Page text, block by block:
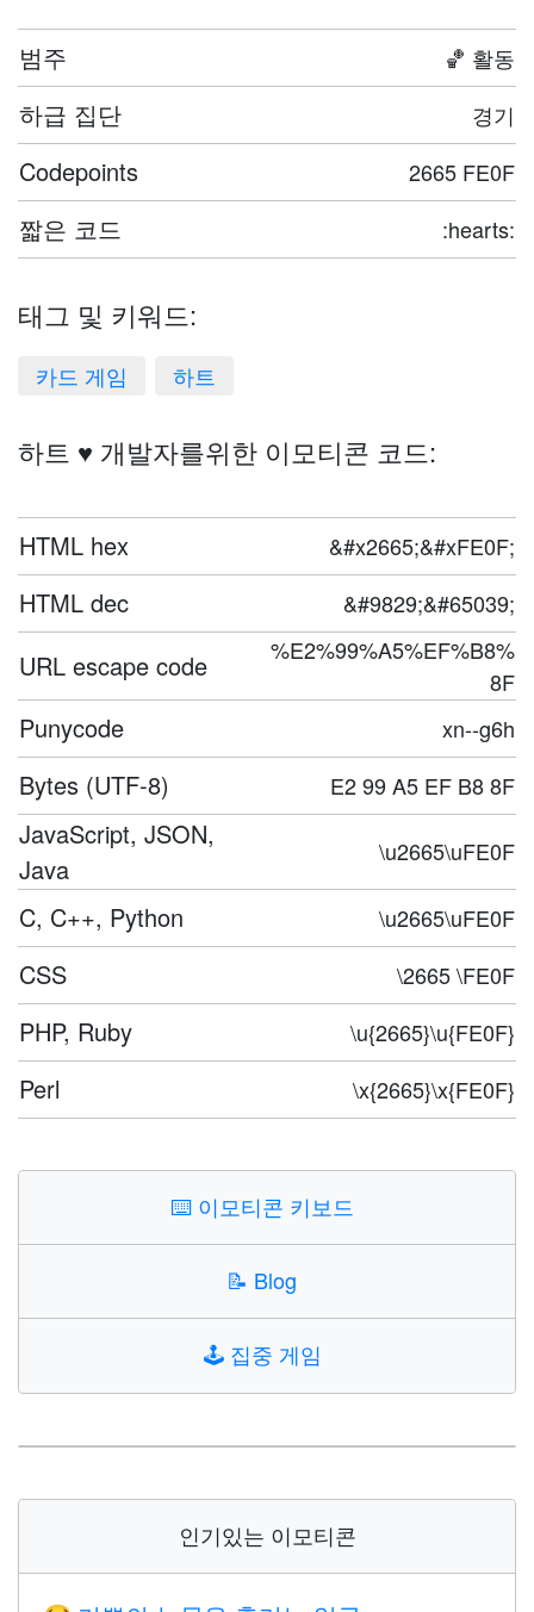
범주 🏀 활동
하급 집단 경기
Codepoints 2665 FE0F
짧은 코드 :hearts:
태그 및 키워드:
카드 게임 하트
하트 ♥️ 개발자를위한 이모티콘 코드:
HTML hex &#x2665;&#xFE0F;
HTML dec &#9829;&#65039;
URL escape code
%E2%99%A5%EF%B8%
8F
Punycode xn--g6h
Bytes (UTF-8) E2 99 A5 EF B8 8F
JavaScript, JSON,
Java
\u2665\uFE0F
C, C++, Python \u2665\uFE0F
CSS \2665 \FE0F
PHP, Ruby \u{2665}\u{FE0F}
Perl \x{2665}\x{FE0F}
⌨️ 이모티콘 키보드
📝 Blog
🕹️ 집중 게임
인기있는 이모티콘